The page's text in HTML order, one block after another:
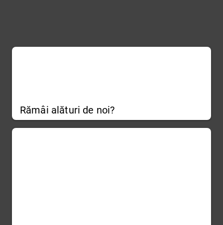
Rămâi alături de noi?